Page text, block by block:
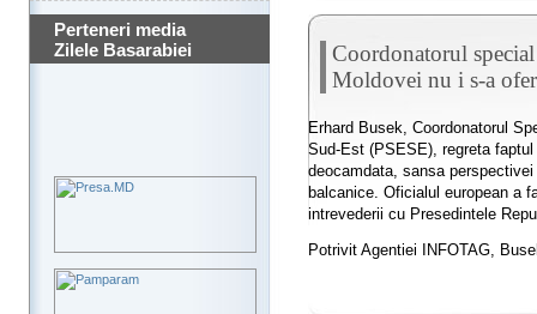
Perteneri media
Zilele Basarabiei
Coordonatorul
Moldovei nu i s-a
Erhard Busek, Coordonatorul
Sud-Est (PSESE), regreta
deocamdata, sansa
balcanice. Oficialul european a
intrevederii cu Presedintele
Potrivit Agentiei INFOTAG,